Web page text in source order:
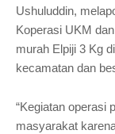
Ushuluddin,
Koperasi UKM
murah Elpiji 3 Kg
kecamatan dan
“Kegiatan operasi
masyarakat